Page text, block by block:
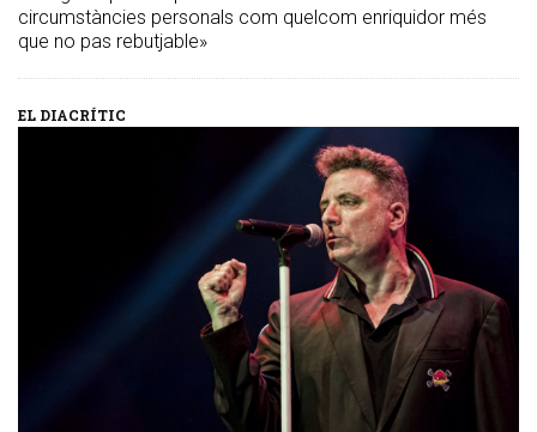
circumstàncies personals com quelcom enriquidor més
que no pas rebutjable»
EL DIACRÍTIC